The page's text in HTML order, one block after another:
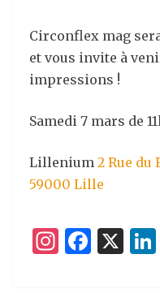
Circonflex mag
et vous invite à
impressions !
Samedi 7 mars de
Lillenium 2 Rue du
59000 Lille
I
F
X